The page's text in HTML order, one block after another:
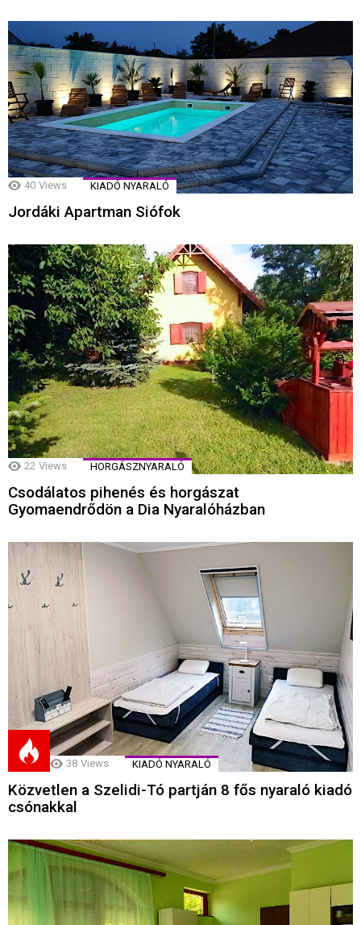
40 Views KIADÓ NYARALÓ
Jordáki Apartman Siófok
22 Views HORGÁSZNYARALÓ
Csodálatos pihenés és horgászat
Gyomaendrődön a Dia Nyaralóházban
38 Views KIADÓ NYARALÓ
Közvetlen a Szelidi-Tó partján 8 fős nyaraló kiadó
csónakkal